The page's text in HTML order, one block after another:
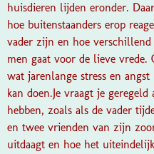
huisdieren lijden eronder.
hoe buitenstaanders erop
vader zijn en hoe
men gaat voor de lieve vrede.
wat jarenlange stress en
kan doen.Je vraagt je
hebben, zoals als de vader
en twee vrienden van zijn
uitdaagt en hoe het